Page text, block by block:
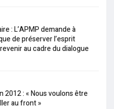
: L’APMP demande à
de préserver l’esprit
au cadre du dialogue
2012 : « Nous voulons être
au front »